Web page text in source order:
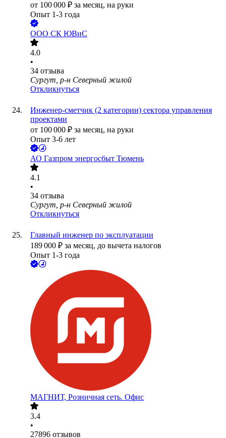
от 100 000 ₽ за месяц, на руки
Опыт 1-3 года
ООО СК ЮВиС
4.0
•
34 отзыва
Сургут, р-н Северный жилой
Откликнуться
Инженер-сметчик (2 категории) сектора управления
проектами
от 100 000 ₽ за месяц, на руки
Опыт 3-6 лет
АО Газпром энергосбыт Тюмень
4.1
•
34 отзыва
Сургут, р-н Северный жилой
Откликнуться
Главный инженер по эксплуатации
189 000 ₽ за месяц, до вычета налогов
Опыт 1-3 года
МАГНИТ, Розничная сеть. Офис
3.4
•
27896 отзывов